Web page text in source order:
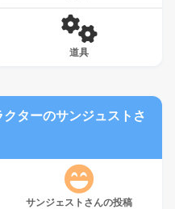
道具
ターのサンジュストさ
サンジェストさんの投稿